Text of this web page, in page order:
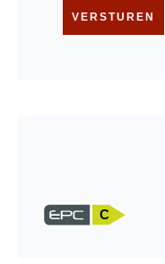
VERSTUREN
C